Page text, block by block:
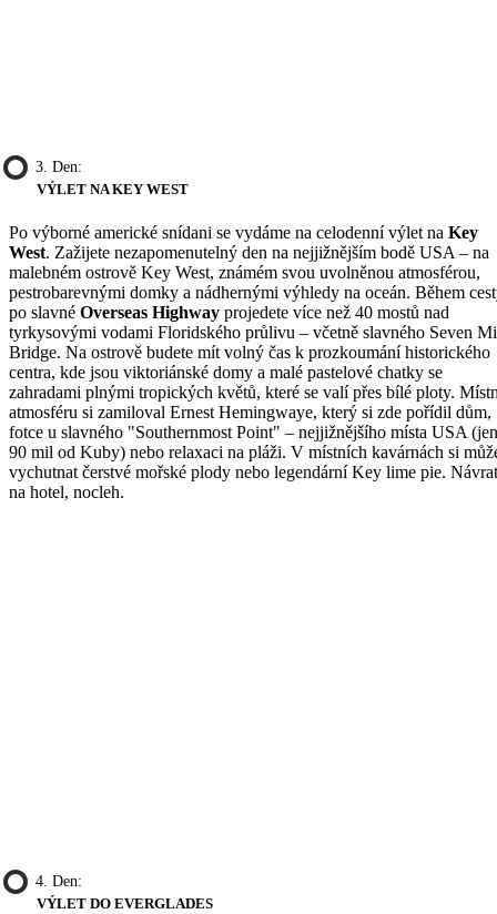
3. Den:
VÝLET NA KEY WEST
Po výborné americké snídani se vydáme na celodenní výlet na Key
West. Zažijete nezapomenutelný den na nejjižnějším bodě USA – na
malebném ostrově Key West, známém svou uvolněnou atmosférou,
pestrobarevnými domky a nádhernými výhledy na oceán. Během
po slavné Overseas Highway projedete více než 40 mostů nad
tyrkysovými vodami Floridského průlivu – včetně slavného Seven
Bridge. Na ostrově budete mít volný čas k prozkoumání historického
centra, kde jsou viktoriánské domy a malé pastelové chatky se
zahradami plnými tropických květů, které se valí přes bílé ploty.
atmosféru si zamiloval Ernest Hemingwaye, který si zde pořídil dům,
fotce u slavného "Southernmost Point" – nejjižnějšího místa USA (jen
90 mil od Kuby) nebo relaxaci na pláži. V místních kavárnách si
vychutnat čerstvé mořské plody nebo legendární Key lime pie. Návrat
na hotel, nocleh.
4. Den:
VÝLET DO EVERGLADES